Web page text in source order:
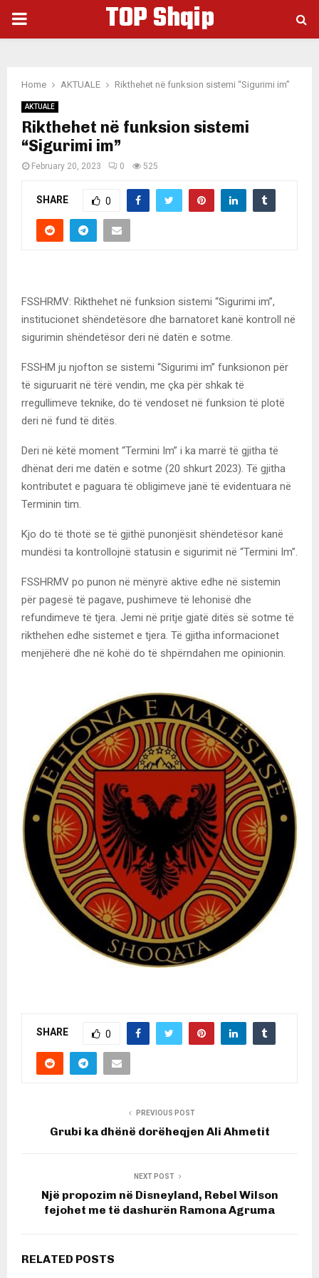
PRIMARY
TOP Shqip
Home AKTUALE Rikthehet në funksion sistemi “Sigurimi im”
AKTUALE
Rikthehet në funksion sistemi
“Sigurimi im”
February 20, 2023 0 525
SHARE 0
FSSHRMV: Rikthehet në funksion sistemi “Sigurimi im”,
institucionet shëndetësore dhe barnatoret kanë kontroll në
sigurimin shëndetësor deri në datën e sotme.
FSSHM ju njofton se sistemi “Sigurimi im” funksionon për
të siguruarit në tërë vendin, me çka për shkak të
rregullimeve teknike, do të vendoset në funksion të plotë
deri në fund të ditës.
Deri në këtë moment “Termini Im” i ka marrë të gjitha të
dhënat deri me datën e sotme (20 shkurt 2023). Të gjitha
kontributet e paguara të obligimeve janë të evidentuara në
Terminin tim.
Kjo do të thotë se të gjithë punonjësit shëndetësor kanë
mundësi ta kontrollojnë statusin e sigurimit në “Termini Im”.
FSSHRMV po punon në mënyrë aktive edhe në sistemin
për pagesë të pagave, pushimeve të lehonisë dhe
refundimeve të tjera. Jemi në pritje gjatë ditës së sotme të
rikthehen edhe sistemet e tjera. Të gjitha informacionet
menjëherë dhe në kohë do të shpërndahen me opinionin.
SHARE 0
PREVIOUS POST
Grubi ka dhënë dorëheqjen Ali Ahmetit
NEXT POST
Një propozim në Disneyland, Rebel Wilson
fejohet me të dashurën Ramona Agruma
RELATED POSTS